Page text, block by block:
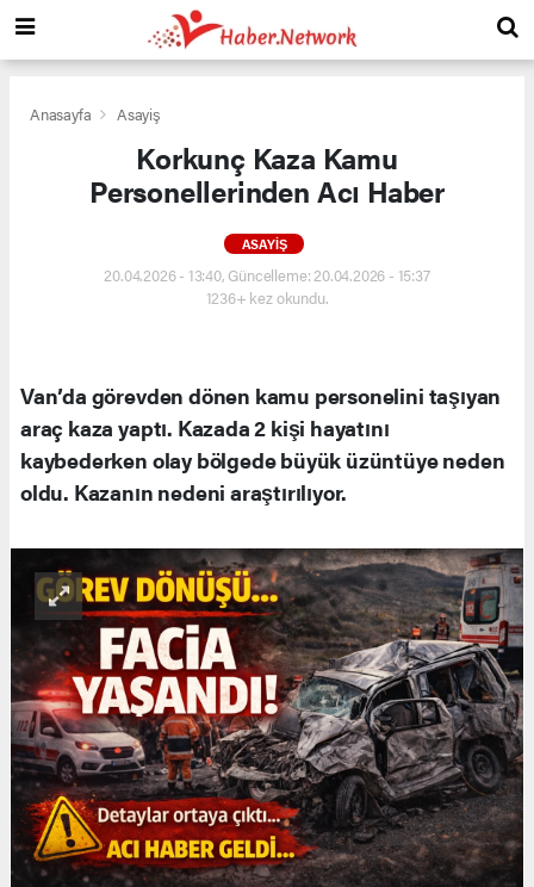
Anasayfa Asayiş
Korkunç Kaza Kamu
Personellerinden Acı Haber
ASAYIŞ
20.04.2026 - 13:40, Güncelleme: 20.04.2026 - 15:37
1236+ kez okundu.
Van’da görevden dönen kamu personelini taşıyan
araç kaza yaptı. Kazada 2 kişi hayatını
kaybederken olay bölgede büyük üzüntüye neden
oldu. Kazanın nedeni araştırılıyor.